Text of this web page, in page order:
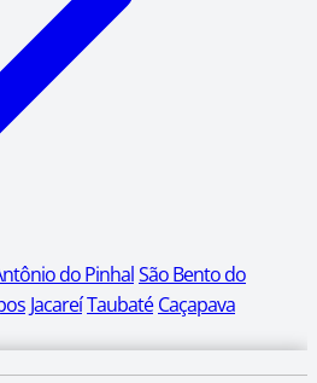
do PinhalSão Bento do
JacareíTaubaté Caçapava